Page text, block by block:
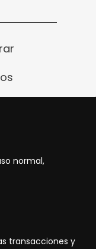
normal,
transacciones y